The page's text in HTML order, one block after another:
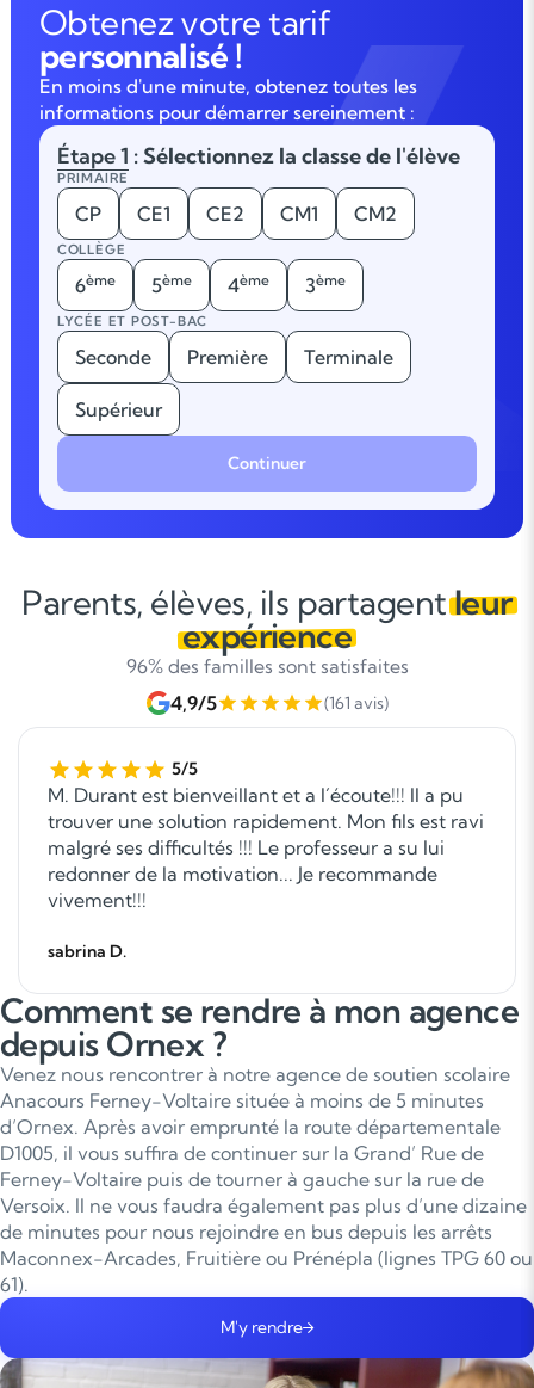
Obtenez votre tarif
personnalisé !
En moins d'une minute, obtenez toutes les
informations pour démarrer sereinement :
Étape 1 : Sélectionnez la classe de l'élève
PRIMAIRE
CP CE1 CE2 CM1 CM2
COLLÈGE
6ème 5ème 4ème 3ème
LYCÉE ET POST-BAC
Seconde Première Terminale
Supérieur
Continuer
Parents, élèves, ils partagentleur
expérience
96% des familles sont satisfaites
4,9/5
(161 avis)
5/5
M. Durant est bienveillant et a l´écoute!!! Il a pu
trouver une solution rapidement. Mon fils est ravi
malgré ses difficultés !!! Le professeur a su lui
redonner de la motivation... Je recommande
vivement!!!
sabrina D.
Comment se rendre à mon agence
depuis Ornex ?
Venez nous rencontrer à notre agence de soutien scolaire
Anacours Ferney-Voltaire située à moins de 5 minutes
d’Ornex. Après avoir emprunté la route départementale
D1005, il vous suffira de continuer sur la Grand’ Rue de
Ferney-Voltaire puis de tourner à gauche sur la rue de
Versoix. Il ne vous faudra également pas plus d’une dizaine
de minutes pour nous rejoindre en bus depuis les arrêts
Maconnex-Arcades, Fruitière ou Prénépla (lignes TPG 60 ou
61).
M'y rendre